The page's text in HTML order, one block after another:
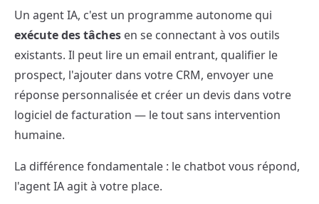
Un agent IA, c'est un programme autonome qui
exécute des tâches en se connectant à vos outils
existants. Il peut lire un email entrant, qualifier le
prospect, l'ajouter dans votre CRM, envoyer une
réponse personnalisée et créer un devis dans votre
logiciel de facturation — le tout sans intervention
humaine.
La différence fondamentale : le chatbot vous répond,
l'agent IA agit à votre place.